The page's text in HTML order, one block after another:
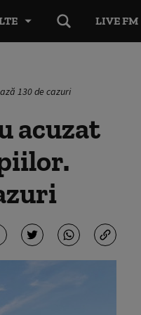
LIVE FM
130 de cazuri
acuzat